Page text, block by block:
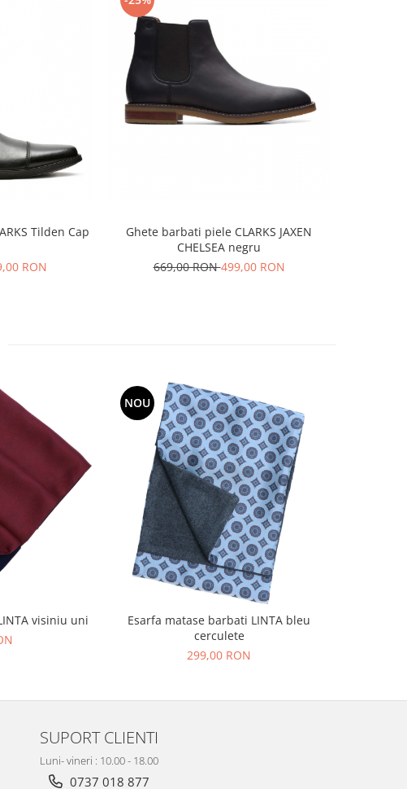
Tilden Cap
RON
Ghete barbati piele CLARKS JAXEN
CHELSEA negru
669,00 RON499,00 RON
visiniu uni
NOU
Esarfa matase barbati LINTA bleu
cerculete
299,00 RON
SUPORT CLIENTI
Luni- vineri : 10.00 - 18.00
0737 018 877